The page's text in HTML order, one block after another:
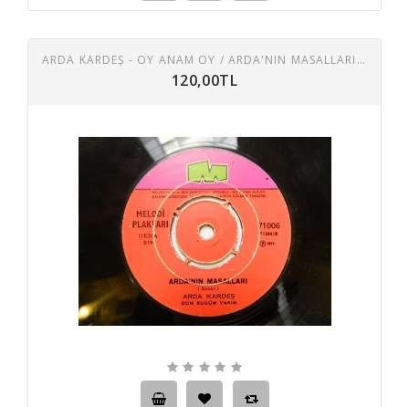
ARDA KARDEŞ - OY ANAM OY / ARDA'NIN MASALLARI 45 LIK PLAK
120,00TL